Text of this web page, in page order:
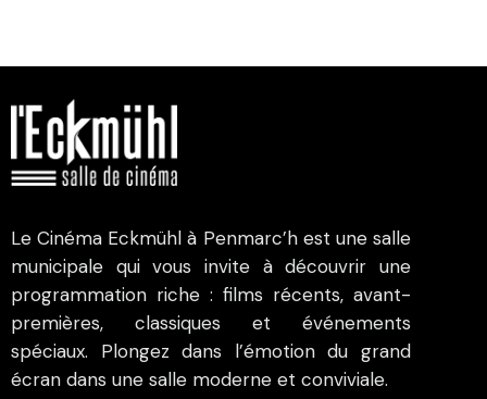
Le Cinéma Eckmühl à Penmarc’h est une salle
municipale qui vous invite à découvrir une
programmation riche : films récents, avant-
premières, classiques et événements
spéciaux. Plongez dans l’émotion du grand
écran dans une salle moderne et conviviale.